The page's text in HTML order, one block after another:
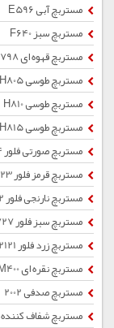
مستربچ آبی E596
مستربچ سبز F640
مستربچ قهوه ای G798
مستربچ طوسی H805
مستربچ طوسی H810
مستربچ طوسی H815
مستربچ صورتی فلور Z2424
مستربچ قرمز فلور Z2323
مستربچ نارنجی فلور Z2222
مستربچ سبز فلور Z2727
مستربچ زرد فلور Z2121
مستربچ نقره ای M400
مستربچ صدفی 2002
مستربچ شفاف کننده 2000